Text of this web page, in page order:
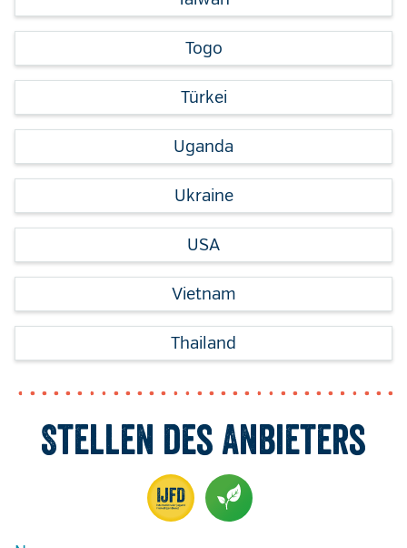
Togo
Türkei
Uganda
Ukraine
USA
Vietnam
Thailand
Stellen des Anbieters